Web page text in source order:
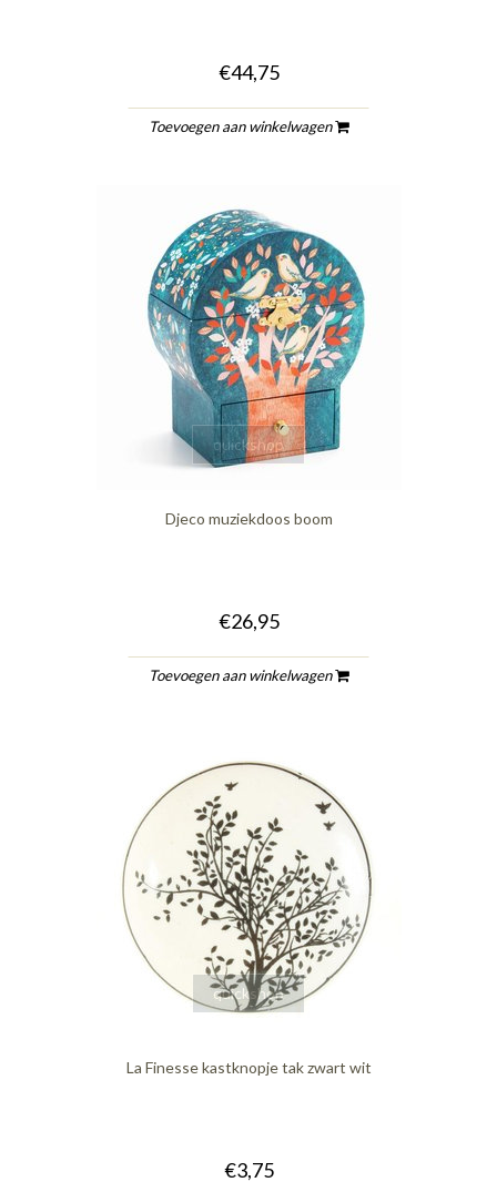
€44,75
Toevoegen aan winkelwagen
quickshop
Djeco muziekdoos boom
€26,95
Toevoegen aan winkelwagen
quickshop
La Finesse kastknopje tak zwart wit
€3,75